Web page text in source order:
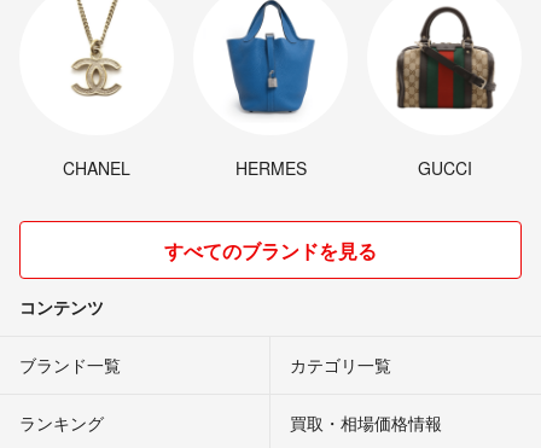
CHANEL HERMES GUCCI
すべてのブランドを見る
コンテンツ
ブランド一覧 カテゴリ一覧
ランキング 買取・相場価格情報